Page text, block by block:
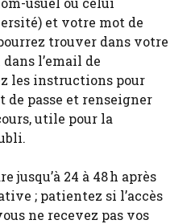
et votre mot de
trouver dans votre
l’email de
les instructions pour
passe et renseigner
utile pour la
jusqu’à 24 à 48 h après
; patientez si l’accès
ne recevez pas vos